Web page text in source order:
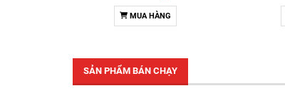
MUA HÀNG
SẢN PHẨM BÁN CHẠY